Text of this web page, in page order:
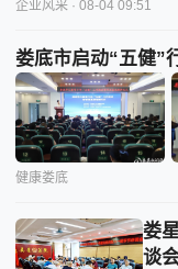
企业风采 · 08-04 09:51
娄底市启动“五健”
健康娄底
娄
谈